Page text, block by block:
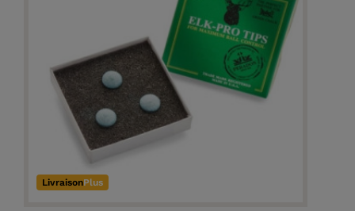
LivraisonPlus